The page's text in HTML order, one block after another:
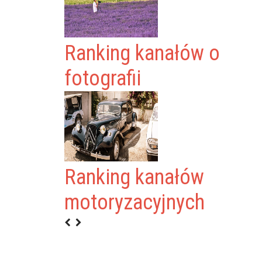
Ranking kanałów o
fotografii
Ranking kanałów
motoryzacyjnych